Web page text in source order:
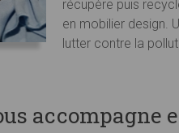
récupère puis
en mobilier design.
lutter contre la
accompagne